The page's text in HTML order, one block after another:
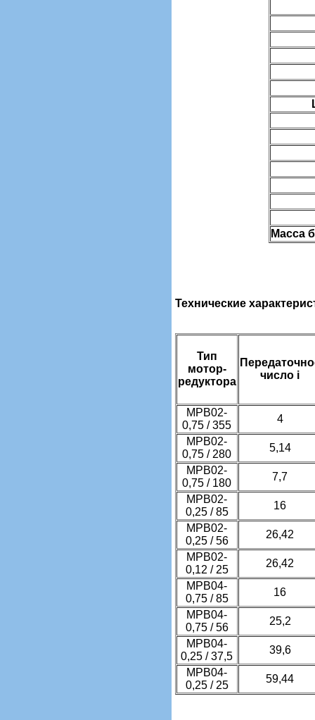
Масса
Технические
Тип
мотор-
редуктора
число i
МРВ02-
0,75 / 355
4
МРВ02-
0,75 / 280
5,14
МРВ02-
0,75 / 180
7,7
МРВ02-
0,25 / 85
16
МРВ02-
0,25 / 56
26,42
МРВ02-
0,12 / 25
26,42
МРВ04-
0,75 / 85
16
МРВ04-
0,75 / 56
25,2
МРВ04-
0,25 / 37,5
39,6
МРВ04-
0,25 / 25
59,44